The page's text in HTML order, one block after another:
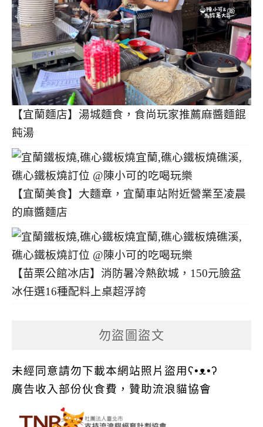
【宜蘭麵店】湯城麵食，食尚玩家推薦麻醬麵餛
飩湯
【宜蘭美食】大麵章，宜蘭車站附近營業至凌晨
的麻醬麵店
【苗栗公館冰店】消防暑冷熱飲城，150元臉盆
冰任選16種配料上桌超浮誇
勿盜圖盜文
未經同意請勿下載本網站照片盜用ʕ•ᴥ•ʔ
廣告收入部份伙食費，贊助流浪貓協會